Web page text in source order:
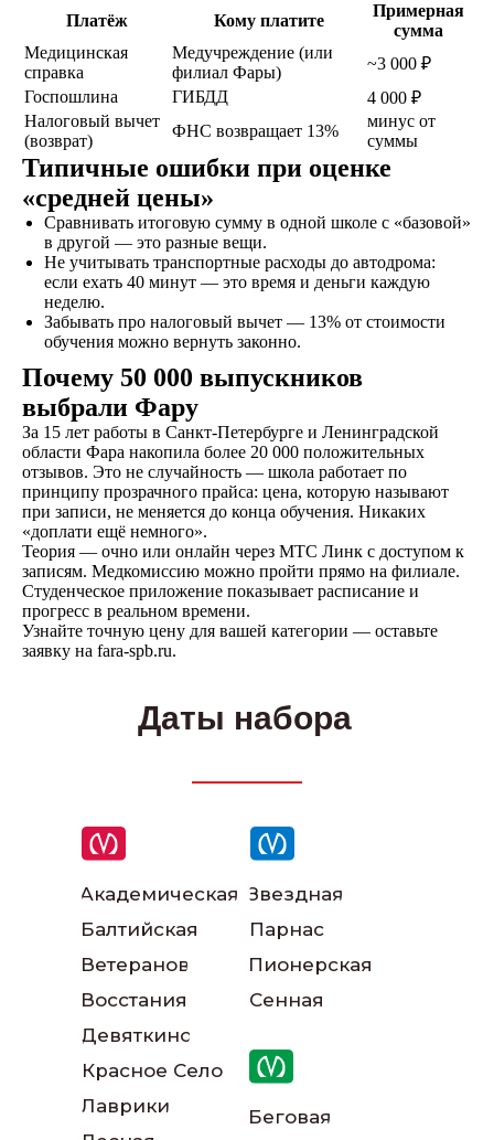
Платёж Кому платите
Примерная
сумма
Медицинская
справка
Медучреждение (или
филиал Фары)
~3 000 ₽
Госпошлина
ГИБДД
4 000 ₽
Налоговый вычет
(возврат)
ФНС возвращает 13%
минус от
суммы
Типичные ошибки при оценке
«средней цены»
Сравнивать итоговую сумму в одной школе с «базовой»
в другой — это разные вещи.
Не учитывать транспортные расходы до автодрома:
если ехать 40 минут — это время и деньги каждую
неделю.
Забывать про налоговый вычет — 13% от стоимости
обучения можно вернуть законно.
Почему 50 000 выпускников
выбрали Фару
За 15 лет работы в Санкт-Петербурге и Ленинградской
области Фара накопила более 20 000 положительных
отзывов. Это не случайность — школа работает по
принципу прозрачного прайса: цена, которую называют
при записи, не меняется до конца обучения. Никаких
«доплати ещё немного».
Теория — очно или онлайн через МТС Линк с доступом к
записям. Медкомиссию можно пройти прямо на филиале.
Студенческое приложение показывает расписание и
прогресс в реальном времени.
Узнайте точную цену для вашей категории — оставьте
заявку на fara-spb.ru.
Даты набора
Академическая
Балтийская
Ветеранов
Восстания
Девяткино
Лаврики
Звездная
Пионерская
Парнас
Сенная
Беговая
Красное Село
ОСТАВИТЬ ЗАЯВКУ
не любишь звонки?
Просто напиши!
Написать в ВКонтакте
Написать в телеграм
Наши инструкторы